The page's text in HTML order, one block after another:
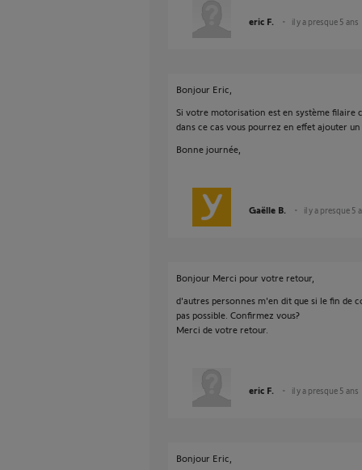
eric F. il y a presque 5 ans
Bonjour Eric,
Si votre motorisation est en système
dans ce cas vous pourrez en effet ajouter
Bonne journée,
Gaëlle B. il y a presque 5
Bonjour Merci pour votre retour,
d'autres personnes m'en dit que si le fin de
pas possible. Confirmez vous?
Merci de votre retour.
eric F. il y a presque 5 ans
Bonjour Eric,